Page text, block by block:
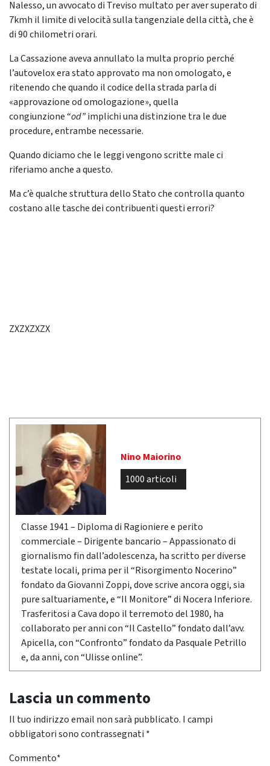
Nalesso, un avvocato di Treviso multato per aver superato di
7kmh il limite di velocità sulla tangenziale della città, che è
di 90 chilometri orari.
La Cassazione aveva annullato la multa proprio perché
l’autovelox era stato approvato ma non omologato, e
ritenendo che quando il codice della strada parla di
«approvazione od omologazione», quella
congiunzione “od”implichi una distinzione tra le due
procedure, entrambe necessarie.
Quando diciamo che le leggi vengono scritte male ci
riferiamo anche a questo.
Ma c’è qualche struttura dello Stato che controlla quanto
costano alle tasche dei contribuenti questi errori?
ZXZXZXZX
Nino Maiorino
1000 articoli
Classe 1941 – Diploma di Ragioniere e perito
commerciale – Dirigente bancario – Appassionato di
giornalismo fin dall’adolescenza, ha scritto per diverse
testate locali, prima per il “Risorgimento Nocerino”
fondato da Giovanni Zoppi, dove scrive ancora oggi, sia
pure saltuariamente, e “Il Monitore” di Nocera Inferiore.
Trasferitosi a Cava dopo il terremoto del 1980, ha
collaborato per anni con “Il Castello” fondato dall’avv.
Apicella, con “Confronto” fondato da Pasquale Petrillo
e, da anni, con “Ulisse online”.
Lascia un commento
Il tuo indirizzo email non sarà pubblicato. I campi
obbligatori sono contrassegnati *
Commento*